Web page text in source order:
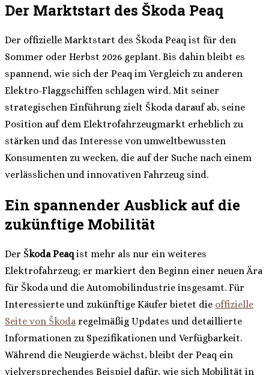
Der Marktstart des Škoda Peaq
Der offizielle Marktstart des Škoda Peaq ist für den
Sommer oder Herbst 2026 geplant. Bis dahin bleibt es
spannend, wie sich der Peaq im Vergleich zu anderen
Elektro-Flaggschiffen schlagen wird. Mit seiner
strategischen Einführung zielt Škoda darauf ab, seine
Position auf dem Elektrofahrzeugmarkt erheblich zu
stärken und das Interesse von umweltbewussten
Konsumenten zu wecken, die auf der Suche nach einem
verlässlichen und innovativen Fahrzeug sind.
Ein spannender Ausblick auf die
zukünftige Mobilität
Der Škoda Peaq ist mehr als nur ein weiteres
Elektrofahrzeug; er markiert den Beginn einer neuen Ära
für Škoda und die Automobilindustrie insgesamt. Für
Interessierte und zukünftige Käufer bietet die offizielle
Seite von Škoda regelmäßig Updates und detaillierte
Informationen zu Spezifikationen und Verfügbarkeit.
Während die Neugierde wächst, bleibt der Peaq ein
vielversprechendes Beispiel dafür, wie sich Mobilität in